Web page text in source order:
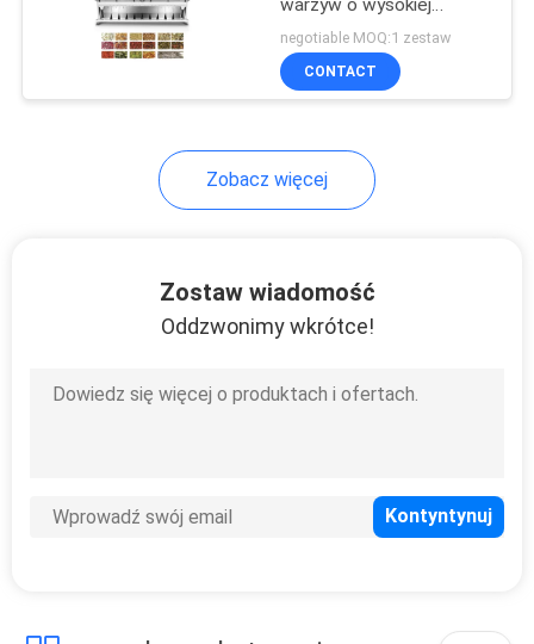
podczerwieni
Sortownik kolorów
pasków
warzyw o wysokiej
wydajności Wysoka
pojemność 10 zsypów
negotiable MOQ:1 zestaw
CONTACT
Zobacz więcej
Zostaw wiadomość
Oddzwonimy wkrótce!